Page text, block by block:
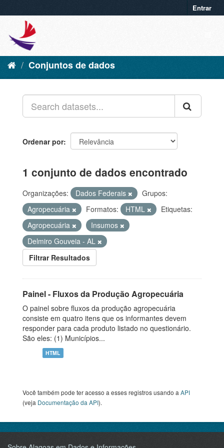
Entrar
Conjuntos de dados
Ordenar por
1 conjunto de dados encontrado
Organizações: Dados Federais
Grupos:
Agropecuária
Formatos: HTML
Etiquetas:
Agropecuária
Insumos
Delmiro Gouveia - AL
Filtrar Resultados
Painel - Fluxos da Produção Agropecuária
O painel sobre fluxos da produção agropecuária
consiste em quatro itens que os informantes devem
responder para cada produto listado no questionário.
São eles: (1) Municípios...
HTML
Você também pode ter acesso a esses registros usando a API
(veja Documentação da API).